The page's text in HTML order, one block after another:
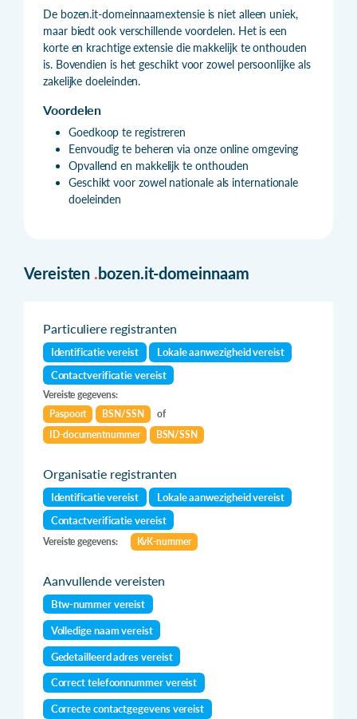
De bozen.it-domeinnaamextensie is niet alleen uniek,
maar biedt ook verschillende voordelen. Het is een
korte en krachtige extensie die makkelijk te onthouden
is. Bovendien is het geschikt voor zowel persoonlijke als
zakelijke doeleinden.
Voordelen
Goedkoop te registreren
Eenvoudig te beheren via onze online omgeving
Opvallend en makkelijk te onthouden
Geschikt voor zowel nationale als internationale
doeleinden
Vereisten .bozen.it-domeinnaam
Particuliere registranten
Identificatie vereist
Lokale aanwezigheid vereist
Contactverificatie vereist
Vereiste gegevens:
Paspoort
BSN/SSN
of
ID-documentnummer
BSN/SSN
Organisatie registranten
Identificatie vereist
Lokale aanwezigheid vereist
Contactverificatie vereist
Vereiste gegevens: KvK-nummer
Aanvullende vereisten
Btw-nummer vereist
Volledige naam vereist
Gedetailleerd adres vereist
Correct telefoonnummer vereist
Correcte contactgegevens vereist